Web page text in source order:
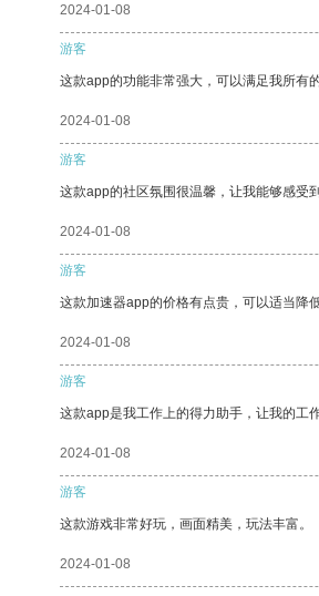
2024-01-08
游客
这款app的功能非常强大，可以满足我所有
2024-01-08
游客
这款app的社区氛围很温馨，让我能够感受
2024-01-08
游客
这款加速器app的价格有点贵，可以适当降
2024-01-08
游客
这款app是我工作上的得力助手，让我的工
2024-01-08
游客
这款游戏非常好玩，画面精美，玩法丰富。
2024-01-08